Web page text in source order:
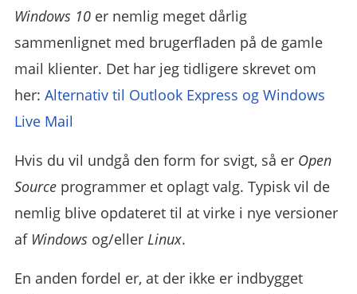
Windows 10 er nemlig meget dårlig
sammenlignet med brugerfladen på de gamle
mail klienter. Det har jeg tidligere skrevet om
her:Alternativ til Outlook Express og Windows
Live Mail
Hvis du vil undgå den form for svigt, så er Open
Source programmer et oplagt valg. Typisk vil de
nemlig blive opdateret til at virke i nye versioner
af Windows og/ellerLinux.
En anden fordel er, at der ikke er indbygget